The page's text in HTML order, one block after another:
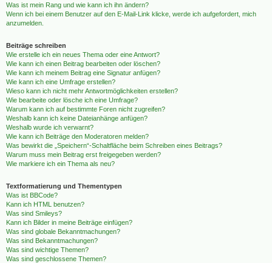
Was ist mein Rang und wie kann ich ihn ändern?
Wenn ich bei einem Benutzer auf den E-Mail-Link klicke, werde ich aufgefordert, mich
anzumelden.
Beiträge schreiben
Wie erstelle ich ein neues Thema oder eine Antwort?
Wie kann ich einen Beitrag bearbeiten oder löschen?
Wie kann ich meinem Beitrag eine Signatur anfügen?
Wie kann ich eine Umfrage erstellen?
Wieso kann ich nicht mehr Antwortmöglichkeiten erstellen?
Wie bearbeite oder lösche ich eine Umfrage?
Warum kann ich auf bestimmte Foren nicht zugreifen?
Weshalb kann ich keine Dateianhänge anfügen?
Weshalb wurde ich verwarnt?
Wie kann ich Beiträge den Moderatoren melden?
Was bewirkt die „Speichern“-Schaltfläche beim Schreiben eines Beitrags?
Warum muss mein Beitrag erst freigegeben werden?
Wie markiere ich ein Thema als neu?
Textformatierung und Thementypen
Was ist BBCode?
Kann ich HTML benutzen?
Was sind Smileys?
Kann ich Bilder in meine Beiträge einfügen?
Was sind globale Bekanntmachungen?
Was sind Bekanntmachungen?
Was sind wichtige Themen?
Was sind geschlossene Themen?